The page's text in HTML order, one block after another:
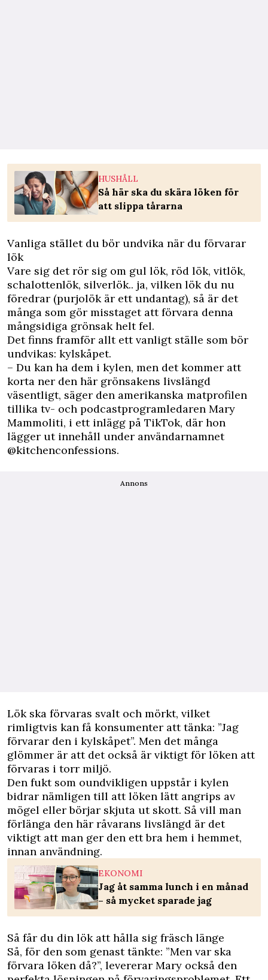
HUSHÅLL
Så här ska du skära löken för
att slippa tårarna
Vanliga stället du bör undvika när du förvarar
lök
Vare sig det rör sig om gul lök, röd lök, vitlök,
schalottenlök, silverlök.. ja, vilken lök du nu
föredrar (purjolök är ett undantag), så är det
många som gör misstaget att förvara denna
mångsidiga grönsak helt fel.
Det finns framför allt ett vanligt ställe som bör
undvikas: kylskåpet.
– Du kan ha dem i kylen, men det kommer att
korta ner den här grönsakens livslängd
väsentligt, säger den amerikanska matprofilen
tillika tv- och podcastprogramledaren Mary
Mammoliti, i ett inlägg på TikTok, där hon
lägger ut innehåll under användarnamnet
@kitchenconfessions.
Annons
Lök ska förvaras svalt och mörkt, vilket
rimligtvis kan få konsumenter att tänka: ”Jag
förvarar den i kylskåpet”. Men det många
glömmer är att det också är viktigt för löken att
förvaras i torr miljö.
Den fukt som oundvikligen uppstår i kylen
bidrar nämligen till att löken lätt angrips av
mögel eller börjar skjuta ut skott. Så vill man
förlänga den här råvarans livslängd är det
viktigt att man ger den ett bra hem i hemmet,
innan användning.
EKONOMI
Jag åt samma lunch i en månad
– så mycket sparade jag
Så får du din lök att hålla sig fräsch länge
Så, för den som genast tänkte: ”Men var ska
förvara löken då?”, levererar Mary också den